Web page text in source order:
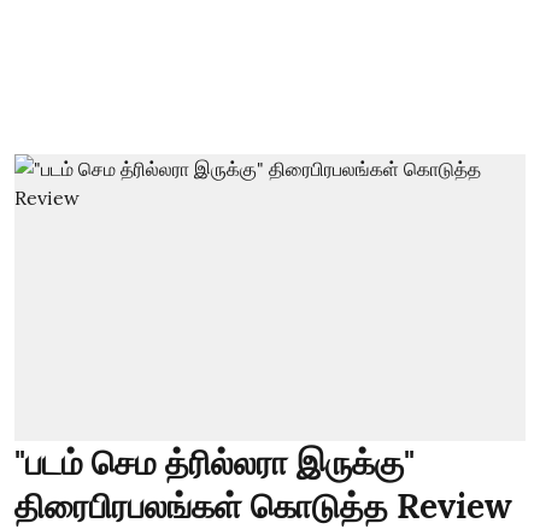
"படம் செம த்ரில்லரா இருக்கு"
திரைபிரபலங்கள் கொடுத்த Review